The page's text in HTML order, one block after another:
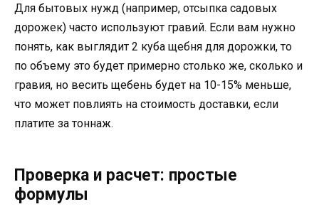
Для бытовых нужд (например, отсыпка садовых
дорожек) часто используют гравий. Если вам нужно
понять, как выглядит 2 куба щебня для дорожки, то
по объему это будет примерно столько же, сколько и
гравия, но весить щебень будет на 10-15% меньше,
что может повлиять на стоимость доставки, если
платите за тоннаж.
Проверка и расчет: простые
формулы